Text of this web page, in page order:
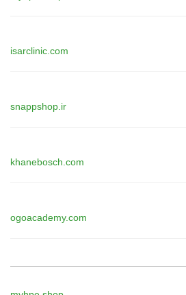
isarclinic.com
snappshop.ir
khanebosch.com
ogoacademy.com